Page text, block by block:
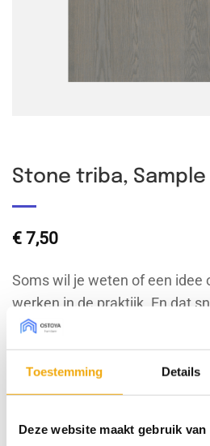
Toestemming Details
Deze website maakt gebruik van
Stone triba, Sample
€ 7,50
Soms wil je weten of een idee
werken in de praktijk. En dat
ander. Daarom hebben we de
leven geroepen: voor zowel
projecten als voor complete
één of meerdere samples uit